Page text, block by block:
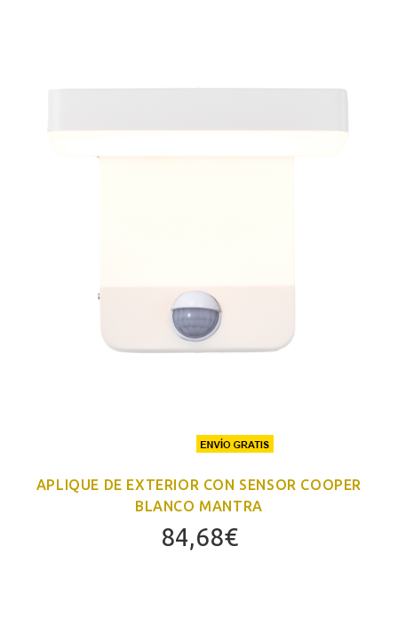
APLIQUE DE EXTERIOR CON SENSOR COOPER
BLANCO MANTRA
84,68€